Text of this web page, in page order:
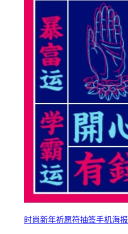
时尚新年祈愿符抽签手机海报